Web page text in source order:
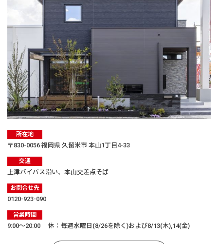
所在地
〒830-0056 福岡県 久留米市 本山1丁目4-33
交通
上津バイパス沿い、本山交差点そば
お問合せ先
0120-923-090
営業時間
9:00〜20:00 休：毎週水曜日(8/26を除く)および8/13(木),14(金)